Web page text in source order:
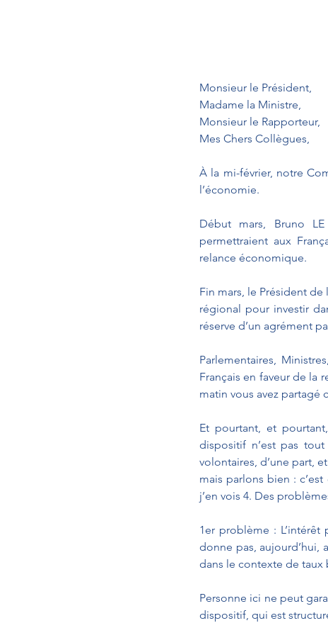
Monsieur le Président,
Madame la Ministre,
Monsieur le Rapporteur,
Mes Chers Collègues,
À la mi-février, notre
l’économie.
Début mars, Bruno
permettraient aux
relance économique.
Fin mars, le Président
régional pour investir
réserve d’un agrément
Parlementaires,
Français en faveur de la
matin vous avez partagé
Et pourtant, et
dispositif n’est pas
volontaires, d’une part,
mais parlons bien :
j’en vois 4. Des
1er problème :
donne pas, aujourd’hui,
dans le contexte de taux
Personne ici ne peut
dispositif, qui est